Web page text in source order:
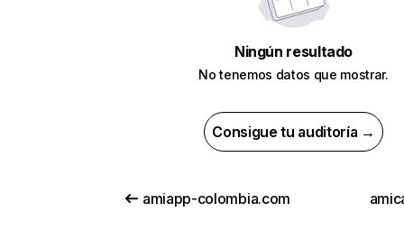
Ningún resultado
No tenemos datos que mostrar.
Consigue tu auditoría →
amiapp-colombia.com